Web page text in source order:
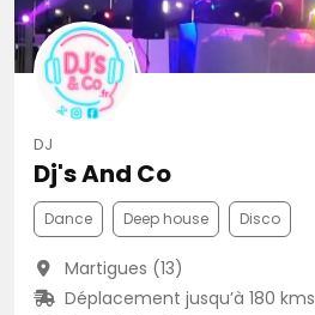
DJ
Dj's And Co
Dance Deep house Disco
Martigues (13)
Déplacement jusqu’à 180 kms